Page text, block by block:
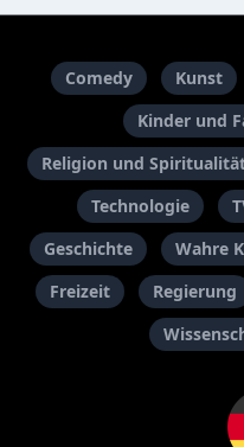
Comedy Kunst
Kinder und
Religion und
Technologie
Geschichte
Wahre
Freizeit
Regierung